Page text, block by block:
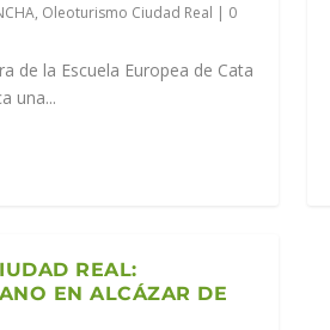
, Oleoturismo Ciudad Real | 0
de la Escuela Europea de Cata
una...
REAL:
EN ALCÁZAR DE